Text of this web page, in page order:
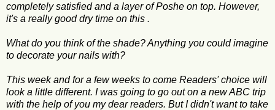
completely satisfied and a layer of Poshe on top. However,
it's a really good dry time on this .
What do you think of the shade? Anything you could imagine
to decorate your nails with?
This week and for a few weeks to come Readers' choice will
look a little different. I was going to go out on a new ABC trip
with the help of you my dear readers. But I didn't want to take